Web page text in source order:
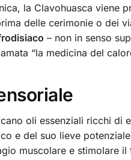
la Clavohuasca viene
delle cerimonie o dei
– non in senso
“la medicina del
oli essenziali ricchi di
e del suo lieve
muscolare e stimolare